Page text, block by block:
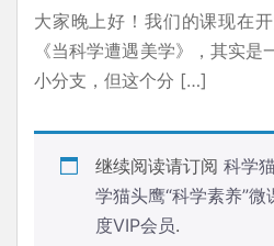
大家晚上好！我们的课现在
《当科学遭遇美学》，其实
小分支，但这个分 […]
继续阅读请订阅 科学
学猫头鹰“科学素养”微
度VIP会员.